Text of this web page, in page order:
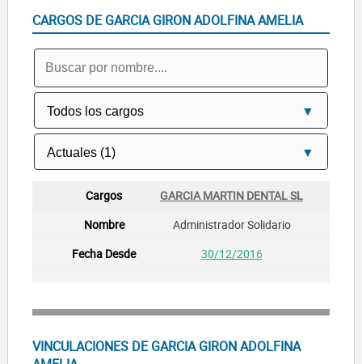
CARGOS DE GARCIA GIRON ADOLFINA AMELIA
GARCIA MARTIN DENTAL SL
Administrador Solidario
30/12/2016
VINCULACIONES DE GARCIA GIRON ADOLFINA